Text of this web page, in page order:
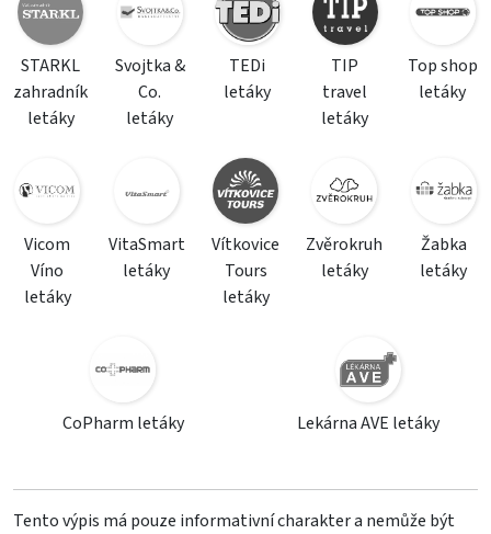
STARKL
zahradník
letáky
Svojtka &
Co.
letáky
TEDi
letáky
TIP
travel
letáky
Top shop
letáky
Vicom
Víno
letáky
VitaSmart
letáky
Vítkovice
Tours
letáky
Zvěrokruh
letáky
Žabka
letáky
CoPharm letáky Lekárna AVE letáky
Tento výpis má pouze informativní charakter a nemůže být